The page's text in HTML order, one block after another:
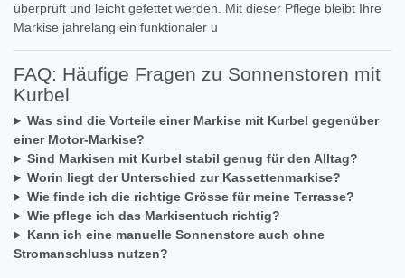
überprüft und leicht gefettet werden. Mit dieser Pflege bleibt Ihre
Markise jahrelang ein funktionaler u
FAQ: Häufige Fragen zu Sonnenstoren mit
Kurbel
Was sind die Vorteile einer Markise mit Kurbel gegenüber
einer Motor-Markise?
Sind Markisen mit Kurbel stabil genug für den Alltag?
Worin liegt der Unterschied zur Kassettenmarkise?
Wie finde ich die richtige Grösse für meine Terrasse?
Wie pflege ich das Markisentuch richtig?
Kann ich eine manuelle Sonnenstore auch ohne
Stromanschluss nutzen?